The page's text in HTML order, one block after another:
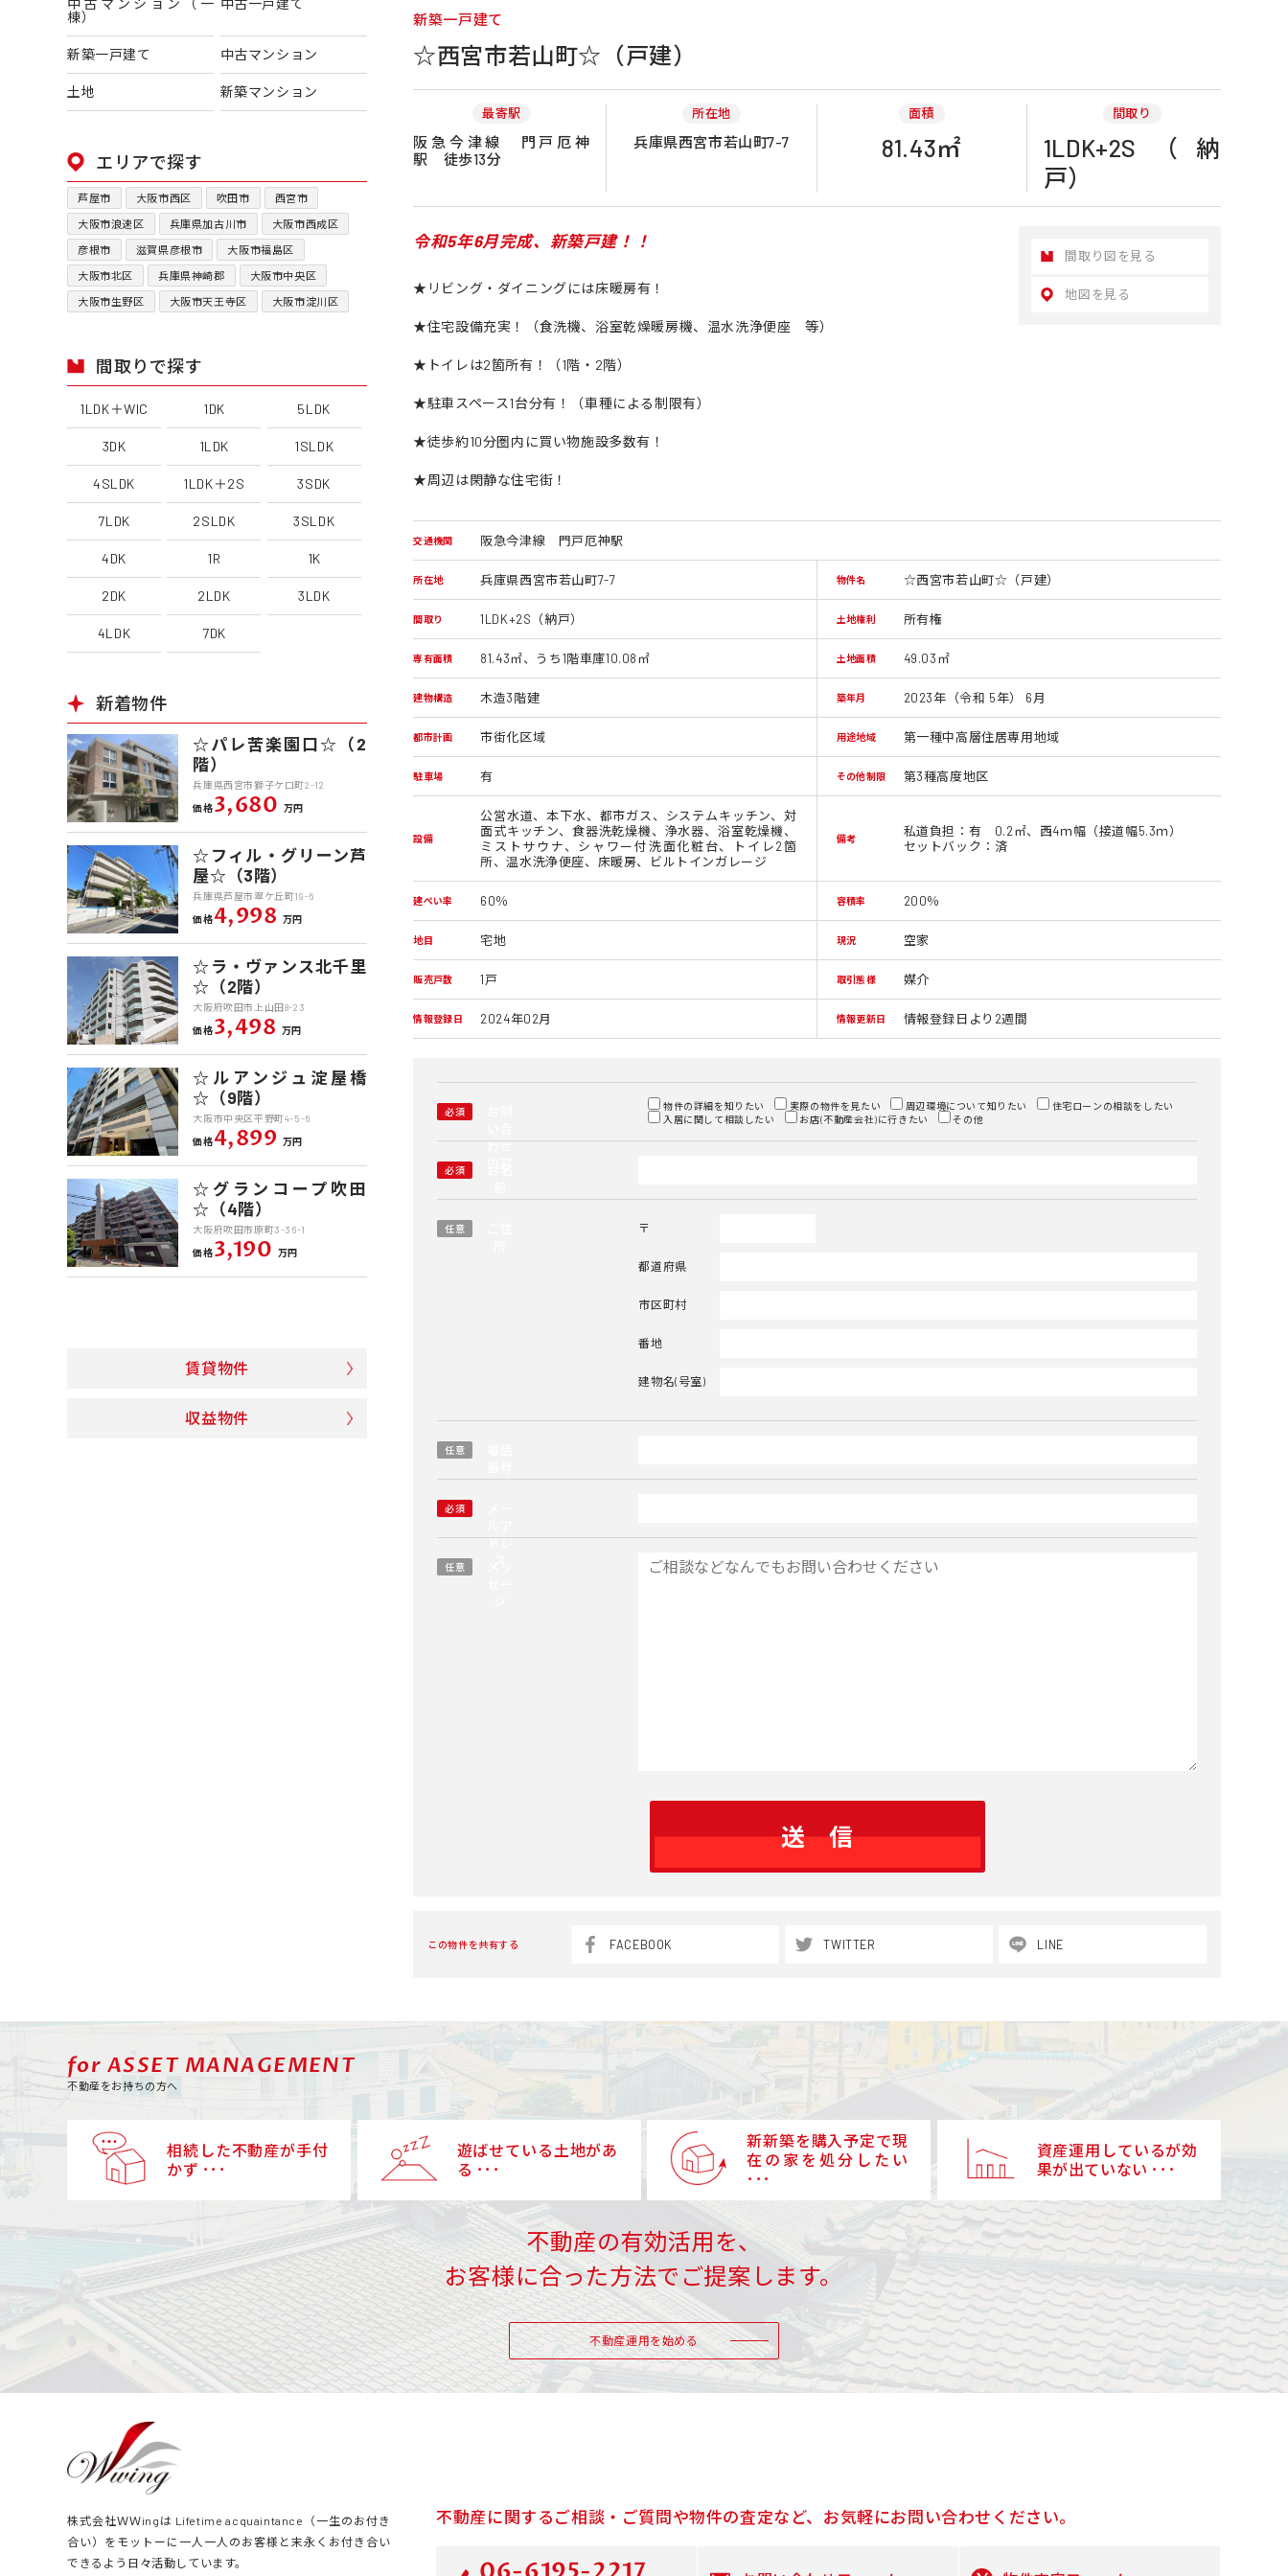
棟）
新築一戸建て 中古マンション
土地 新築マンション
エリアで探す
芦屋市 大阪市西区 吹田市 西宮市
大阪市浪速区 兵庫県加古川市 大阪市西成区
彦根市 滋賀県彦根市 大阪市福島区
大阪市北区 兵庫県神崎郡 大阪市中央区
大阪市生野区 大阪市天王寺区 大阪市淀川区
間取りで探す
1LDK＋WIC 1DK 5LDK
3DK 1LDK 1SLDK
4SLDK 1LDK＋2S 3SDK
7LDK 2SLDK 3SLDK
4DK 1R 1K
2DK 2LDK 3LDK
4LDK 7DK
新着物件
☆パレ苦楽園口☆（2
階）
兵庫県西宮市獅子ケ口町2-12
価格3,680 万円
☆フィル・グリーン芦
屋☆（3階）
兵庫県芦屋市翠ケ丘町19-6
価格4,998 万円
☆ラ・ヴァンス北千里
☆（2階）
大阪府吹田市上山田8-23
価格3,498 万円
☆ルアンジュ淀屋橋
☆（9階）
大阪市中央区平野町4-5-6
価格4,899 万円
☆グランコープ吹田
☆（4階）
大阪府吹田市原町3-36-1
価格3,190 万円
賃貸物件
収益物件
新築一戸建て
☆西宮市若山町☆（戸建）
最寄駅
阪急今津線 門戸厄神
駅 徒歩13分
所在地
兵庫県西宮市若山町7-7
面積
81.43㎡
間取り
1LDK+2S（納
戸）
令和5年6月完成、新築戸建！！
★リビング・ダイニングには床暖房有！
★住宅設備充実！（食洗機、浴室乾燥暖房機、温水洗浄便座 等）
★トイレは2箇所有！（1階・2階）
★駐車スペース1台分有！（車種による制限有）
★徒歩約10分圏内に買い物施設多数有！
★周辺は閑静な住宅街！
間取り図を見る
地図を見る
交通機関 阪急今津線 門戸厄神駅
所在地 兵庫県西宮市若山町7-7 物件名 ☆西宮市若山町☆（戸建）
間取り 1LDK+2S（納戸） 土地権利 所有権
専有面積 81.43㎡、うち1階車庫10.08㎡ 土地面積 49.03㎡
建物構造 木造3階建 築年月 2023年（令和 5年） 6月
都市計画 市街化区域 用途地域 第一種中高層住居専用地域
駐車場 有 その他制限 第3種高度地区
設備
公営水道、本下水、都市ガス、システムキッチン、対
面式キッチン、食器洗乾燥機、浄水器、浴室乾燥機、
ミストサウナ、シャワー付洗面化粧台、トイレ2箇
所、温水洗浄便座、床暖房、ビルトインガレージ
備考
私道負担：有 0.2㎡、西4ｍ幅（接道幅5.3ｍ）
セットバック：済
建ぺい率 60％ 容積率 200％
地目 宅地 現況 空家
販売戸数 1戸 取引態様 媒介
情報登録日 2024年02月 情報更新日 情報登録日より2週間
必須
わせ
物件の詳細を知りたい 実際の物件を見たい 周辺環境について知りたい
住宅ローンの相談をしたい
入居に関して相談したい
お店(不動産会社)に行きたい その他
必須
任意 〒
都道府県
市区町村
番地
建物名(号室)
任意
必須
ドレ
任意
この物件を共有する FACEBOOK TWITTER LINE
for ASSET MANAGEMENT
不動産をお持ちの方へ
相続した不動産が手付
かず ･･･
遊ばせている土地があ
る ･･･
新新築を購入予定で現
在の家を処分したい
･･･
資産運用しているが効
果が出ていない ･･･
不動産の有効活用を、
お客様に合った方法でご提案します。
不動産運用を始める
不動産に関するご相談・ご質問や物件の査定など、お気軽にお問い合わせください。
株式会社ＷＷingは Lifetime acquaintance（一生のお付き
合い）をモットーに一人一人のお客様と末永くお付き合い
できるよう日々活動しています。